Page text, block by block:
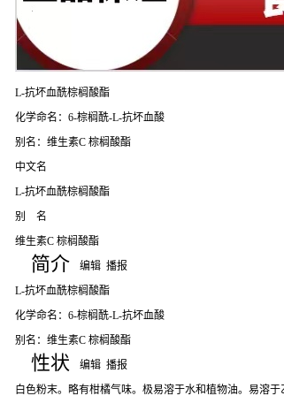
L-抗坏血酰棕榈酸酯
化学命名：6-棕榈酰-L-抗坏血酸
别名：维生素C 棕榈酸酯
中文名
L-抗坏血酰棕榈酸酯
别 名
维生素C 棕榈酸酯
简介 编辑 播报
L-抗坏血酰棕榈酸酯
化学命名：6-棕榈酰-L-抗坏血酸
别名：维生素C 棕榈酸酯
性状 编辑 播报
白色粉末。略有柑橘气味。极易溶于水和植物油。易溶于